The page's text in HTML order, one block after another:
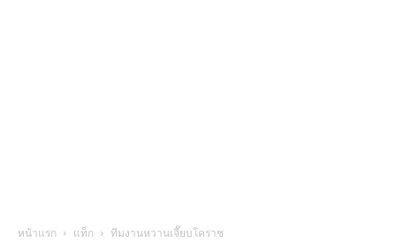
หน้าแรก แท็ก ทีมงานหวานเจี๊ยบโคราช